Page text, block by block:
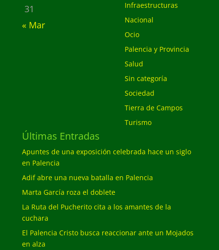
31
« Mar
Infraestructuras
Nacional
Ocio
Palencia y Provincia
Salud
Sin categoría
Sociedad
Tierra de Campos
Turismo
Últimas Entradas
Apuntes de una exposición celebrada hace un siglo
en Palencia
Adif abre una nueva batalla en Palencia
Marta García roza el doblete
La Ruta del Pucherito cita a los amantes de la
cuchara
El Palencia Cristo busca reaccionar ante un Mojados
en alza